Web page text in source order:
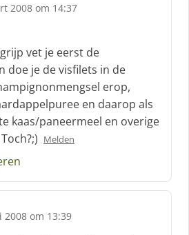
2008 om 14:37
vet je eerst de
doe je de visfilets in de
erop,
en daarop als
kaas/paneermeel en overige
Melden
om 13:39